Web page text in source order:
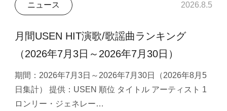
ニュース 2026.8.5
月間USEN HIT演歌/歌謡曲ランキング
（2026年7月3日～2026年7月30日）
期間：2026年7月3日～2026年7月30日（2026年8月5
日集計） 提供：USEN 順位 タイトル アーティスト 1
ロンリー・ジェネレー…